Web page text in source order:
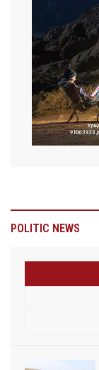
POLITIC NEWS